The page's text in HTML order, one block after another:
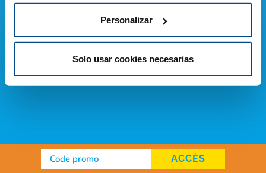
Personalizar
Solo usar cookies necesarias
Pack Family
Dès 109,00 €